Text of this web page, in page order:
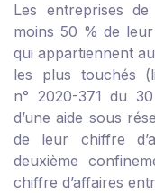
Les entreprises
moins 50 % de
qui appartiennent
les plus touchés
n° 2020-371 du
d’une aide sous
de leur chiffre
deuxième
chiffre d’affaires